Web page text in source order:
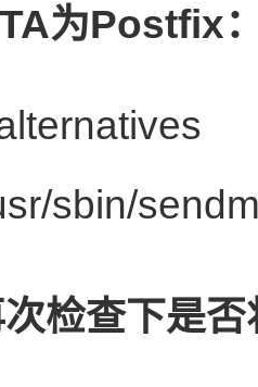
为Postfix
sbin/
检查下是